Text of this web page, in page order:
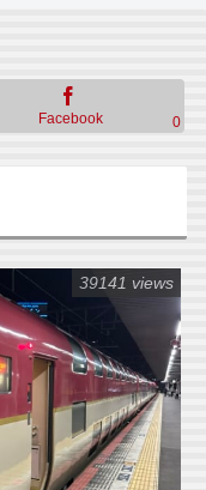
Facebook 0
39141 views